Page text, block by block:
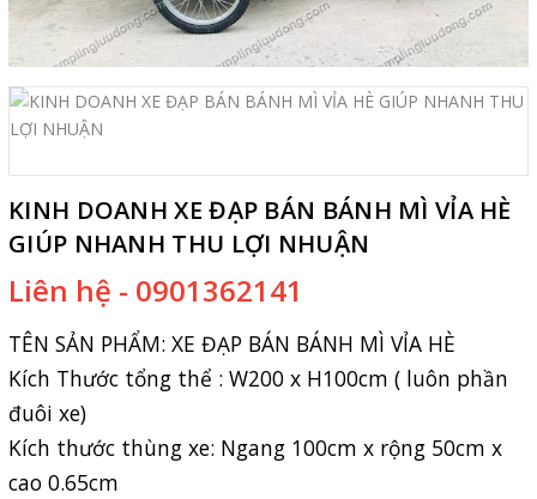
KINH DOANH XE ĐẠP BÁN BÁNH MÌ VỈA HÈ
GIÚP NHANH THU LỢI NHUẬN
Liên hệ - 0901362141
TÊN SẢN PHẨM: XE ĐẠP BÁN BÁNH MÌ VỈA HÈ
Kích Thước tổng thể : W200 x H100cm ( luôn phần
đuôi xe)
Kích thước thùng xe: Ngang 100cm x rộng 50cm x
cao 0.65cm